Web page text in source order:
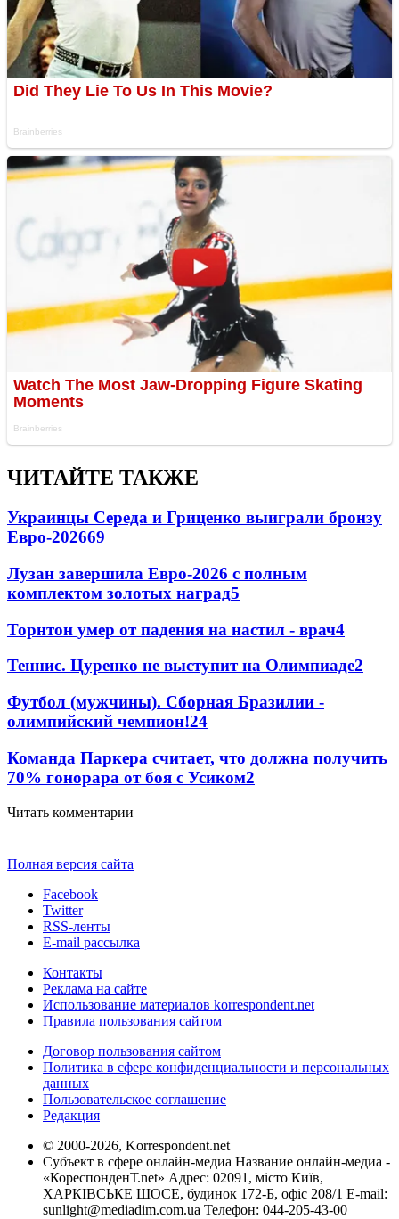
ЧИТАЙТЕ ТАКЖЕ
Украинцы Середа и Гриценко выиграли бронзу
Евро-202669
Лузан завершила Евро-2026 с полным
комплектом золотых наград5
Торнтон умер от падения на настил - врач4
Теннис. Цуренко не выступит на Олимпиаде2
Футбол (мужчины). Сборная Бразилии -
олимпийский чемпион!24
Команда Паркера считает, что должна получить
70% гонорара от боя с Усиком2
Читать комментарии
Полная версия сайта
Facebook
Twitter
RSS-ленты
E-mail рассылка
Контакты
Реклама на сайте
Использование материалов korrespondent.net
Правила пользования сайтом
Договор пользования сайтом
Политика в сфере конфиденциальности и персональных
данных
Пользовательское соглашение
Редакция
© 2000-2026, Korrespondent.net
Субъект в сфере онлайн-медиа Название онлайн-медиа -
«КореспонденТ.net» Адрес: 02091, місто Київ,
ХАРКІВСЬКЕ ШОСЕ, будинок 172-Б, офіс 208/1 E-mail:
sunlight@mediadim.com.ua Телефон: 044-205-43-00